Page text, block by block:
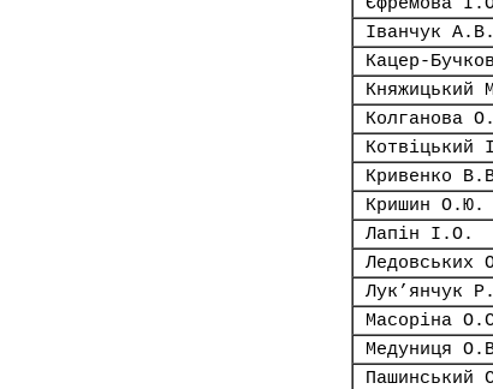
Іванчук А.В.
Кацер-
Княжицький
Колганова
Котвіцький
Кривенко
Кришин О.Ю.
Лапін І.О.
Ледовських
Лук’янчук
Масоріна
Медуниця
Пашинський